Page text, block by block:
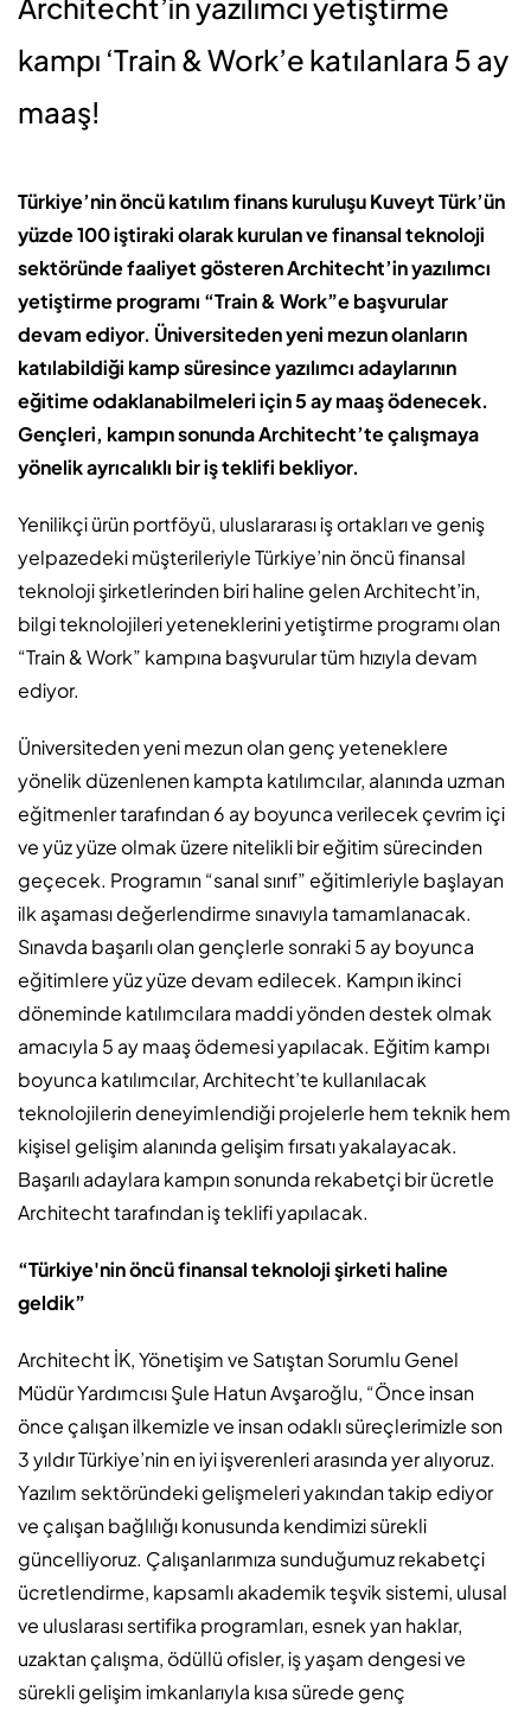
kampı ‘Train & Work’e katılanlara 5 ay
maaş!
Türkiye’nin öncü katılım finans kuruluşu Kuveyt Türk’ün
yüzde 100 iştiraki olarak kurulan ve finansal teknoloji
sektöründe faaliyet gösteren Architecht’in yazılımcı
yetiştirme programı “Train & Work”e başvurular
devam ediyor. Üniversiteden yeni mezun olanların
katılabildiği kamp süresince yazılımcı adaylarının
eğitime odaklanabilmeleri için 5 ay maaş ödenecek.
Gençleri, kampın sonunda Architecht’te çalışmaya
yönelik ayrıcalıklı bir iş teklifi bekliyor.
Yenilikçi ürün portföyü, uluslararası iş ortakları ve geniş
yelpazedeki müşterileriyle Türkiye’nin öncü finansal
teknoloji şirketlerinden biri haline gelen Architecht’in,
bilgi teknolojileri yeteneklerini yetiştirme programı olan
“Train & Work” kampına başvurular tüm hızıyla devam
ediyor.
Üniversiteden yeni mezun olan genç yeteneklere
yönelik düzenlenen kampta katılımcılar, alanında uzman
eğitmenler tarafından 6 ay boyunca verilecek çevrim içi
ve yüz yüze olmak üzere nitelikli bir eğitim sürecinden
geçecek. Programın “sanal sınıf” eğitimleriyle başlayan
ilk aşaması değerlendirme sınavıyla tamamlanacak.
Sınavda başarılı olan gençlerle sonraki 5 ay boyunca
eğitimlere yüz yüze devam edilecek. Kampın ikinci
döneminde katılımcılara maddi yönden destek olmak
amacıyla 5 ay maaş ödemesi yapılacak. Eğitim kampı
boyunca katılımcılar, Architecht’te kullanılacak
teknolojilerin deneyimlendiği projelerle hem teknik hem
kişisel gelişim alanında gelişim fırsatı yakalayacak.
Başarılı adaylara kampın sonunda rekabetçi bir ücretle
Architecht tarafından iş teklifi yapılacak.
“Türkiye'nin öncü finansal teknoloji şirketi haline
geldik”
Architecht İK, Yönetişim ve Satıştan Sorumlu Genel
Müdür Yardımcısı Şule Hatun Avşaroğlu, “Önce insan
önce çalışan ilkemizle ve insan odaklı süreçlerimizle son
3 yıldır Türkiye’nin en iyi işverenleri arasında yer alıyoruz.
Yazılım sektöründeki gelişmeleri yakından takip ediyor
ve çalışan bağlılığı konusunda kendimizi sürekli
güncelliyoruz. Çalışanlarımıza sunduğumuz rekabetçi
ücretlendirme, kapsamlı akademik teşvik sistemi, ulusal
ve uluslarası sertifika programları, esnek yan haklar,
uzaktan çalışma, ödüllü ofisler, iş yaşam dengesi ve
sürekli gelişim imkanlarıyla kısa sürede genç